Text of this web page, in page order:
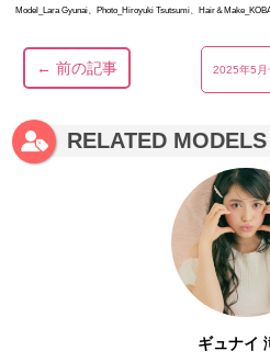
Model_Lara Gyunai、Photo_Hiroyuki Tsutsumi、Hair＆
← 前の記事 2025年5月
RELATED MODELS
ギュナイ